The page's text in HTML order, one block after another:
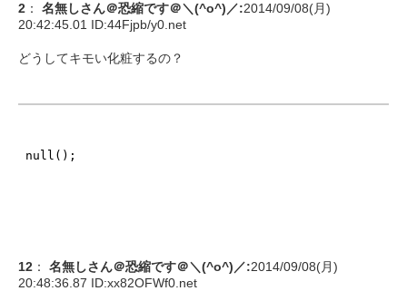
2 ： 名無しさん＠恐縮です＠＼(^o^)／:2014/09/08(月)
20:42:45.01 ID:44Fjpb/y0.net
どうしてキモい化粧するの？
12 ： 名無しさん＠恐縮です＠＼(^o^)／:2014/09/08(月)
20:48:36.87 ID:xx82OFWf0.net